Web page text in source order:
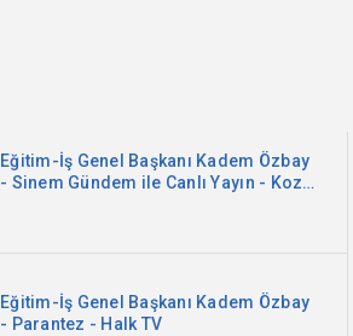
Eğitim-İş Genel Başkanı Kadem Özbay
- Sinem Gündem ile Canlı Yayın - Koza
Eğitim-İş Genel Başkanı Kadem Özbay
- Parantez - Halk TV